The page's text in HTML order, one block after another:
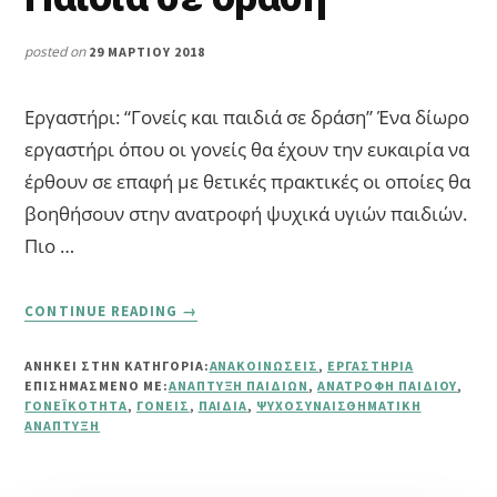
posted on 29 ΜΑΡΤΊΟΥ 2018
Εργαστήρι: “Γονείς και παιδιά σε δράση” Ένα δίωρο
εργαστήρι όπου οι γονείς θα έχουν την ευκαιρία να
έρθουν σε επαφή με θετικές πρακτικές οι οποίες θα
βοηθήσουν στην ανατροφή ψυχικά υγιών παιδιών.
Πιο …
CONTINUE READING
ΕΡΓΑΣΤΉΡΙ:
ΚΑΙ
ΠΑΙΔΙΆ
→
ΑΝΗΚΕΙ ΣΤΗΝ ΚΑΤΗΓΟΡΙΑ:ΑΝΑΚΟΙΝΏΣΕΙΣ, ΕΡΓΑΣΤΉΡΙΑ
ΕΠΙΣΗΜΑΣΜΈΝΟ ΜΕ:ΑΝΆΠΤΥΞΗ ΠΑΙΔΙΏΝ,ΑΝΑΤΡΟΦΉ ΠΑΙΔΙΟΎ,
ΓΟΝΕΪΚΌΤΗΤΑ, ΓΟΝΕΊΣ, ΠΑΙΔΙΆ, ΨΥΧΟΣΥΝΑΙΣΘΗΜΑΤΙΚΉ
ΑΝΆΠΤΥΞΗ